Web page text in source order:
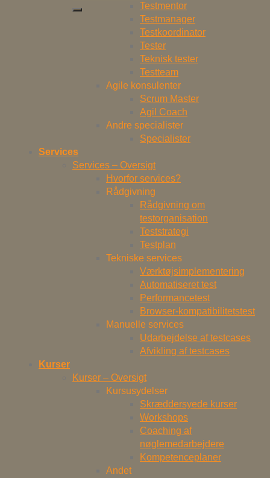
efter:
Testmentor
Testmanager
Testkoordinator
Tester
Teknisk tester
Testteam
Agile konsulenter
Scrum Master
Agil Coach
Andre specialister
Specialister
Services
Services – Oversigt
Hvorfor services?
Rådgivning
Rådgivning om
testorganisation
Teststrategi
Testplan
Tekniske services
Værktøjsimplementering
Automatiseret test
Performancetest
Browser-kompatibilitetstest
Manuelle services
Udarbejdelse af testcases
Afvikling af testcases
Kurser
Kurser – Oversigt
Kursusydelser
Skræddersyede kurser
Workshops
Coaching af
nøglemedarbejdere
Kompetenceplaner
Andet